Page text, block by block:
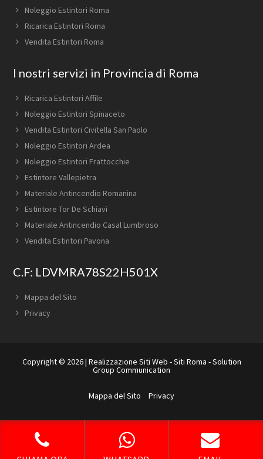
Noleggio Estintori Roma
Ricarica Estintori Roma
Vendita Estintori Roma
I nostri servizi in Provincia di Roma
Ricarica Estintori Affile
Noleggio Estintori Spinaceto
Vendita Estintori Civitella San Paolo
Noleggio Estintori Ardea
Noleggio Estintori Frattocchie
Estintore Vallepietra
Materiale Antincendio Romanina
Estintore Tor De Schiavi
Materiale Antincendio Casal Lumbroso
Vendita Estintori Pavona
C.F: LDVMRA78S22H501X
Mappa del Sito
Privacy
Copyright © 2026 | Realizzazione Siti Web -Siti Roma -Solution
Group Communication
Mappa del Sito Privacy